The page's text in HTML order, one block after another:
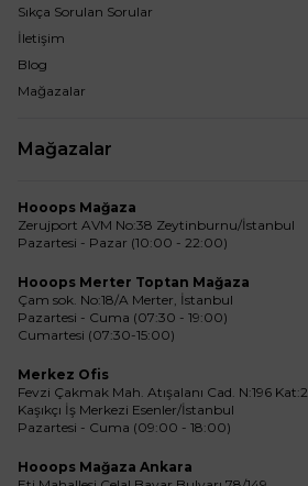
Sıkça Sorulan Sorular
İletişim
Blog
Mağazalar
Mağazalar
Hooops Mağaza
Zerujport AVM No:38 Zeytinburnu/İstanbul
Pazartesi - Pazar (10:00 - 22:00)
Hooops Merter Toptan Mağaza
Çam sok. No:18/A Merter, İstanbul
Pazartesi - Cuma (07:30 - 19:00)
Cumartesi (07:30-15:00)
Merkez Ofis
Fevzi Çakmak Mah. Atışalanı Cad. N:196 Kat:2
Kaşıkçı İş Merkezi Esenler/İstanbul
Pazartesi - Cuma (09:00 - 18:00)
Hooops Mağaza Ankara